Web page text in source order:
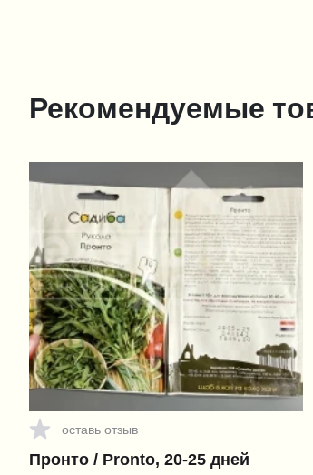
Рекомендуемые
оставь отзыв
Пронто / Pronto, 20-25 дней